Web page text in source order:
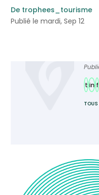
De trophees_tourisme
Publié le mardi, Sep 12
t in f
TOUS